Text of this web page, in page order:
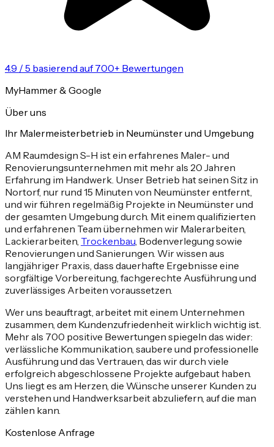
4.9 / 5 basierend auf 700+ Bewertungen
MyHammer & Google
Über uns
Ihr Malermeisterbetrieb in Neumünster und Umgebung
AM Raumdesign S-H ist ein erfahrenes Maler- und
Renovierungsunternehmen mit mehr als 20 Jahren
Erfahrung im Handwerk. Unser Betrieb hat seinen Sitz in
Nortorf, nur rund 15 Minuten von Neumünster entfernt,
und wir führen regelmäßig Projekte in Neumünster und
der gesamten Umgebung durch. Mit einem qualifizierten
und erfahrenen Team übernehmen wir Malerarbeiten,
Lackierarbeiten, Trockenbau , Bodenverlegung sowie
Renovierungen und Sanierungen. Wir wissen aus
langjähriger Praxis, dass dauerhafte Ergebnisse eine
sorgfältige Vorbereitung, fachgerechte Ausführung und
zuverlässiges Arbeiten voraussetzen.
Wer uns beauftragt, arbeitet mit einem Unternehmen
zusammen, dem Kundenzufriedenheit wirklich wichtig ist.
Mehr als 700 positive Bewertungen spiegeln das wider:
verlässliche Kommunikation, saubere und professionelle
Ausführung und das Vertrauen, das wir durch viele
erfolgreich abgeschlossene Projekte aufgebaut haben.
Uns liegt es am Herzen, die Wünsche unserer Kunden zu
verstehen und Handwerksarbeit abzuliefern, auf die man
zählen kann.
Kostenlose Anfrage